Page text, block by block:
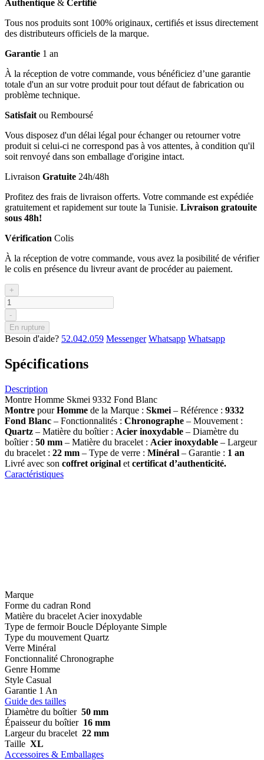
Authentique & Certifié
Tous nos produits sont 100% originaux, certifiés et issus directement
des distributeurs officiels de la marque.
Garantie 1 an
À la réception de votre commande, vous bénéficiez d’une garantie
totale d'un an sur votre produit pour tout défaut de fabrication ou
problème technique.
Satisfait ou Remboursé
Vous disposez d'un délai légal pour échanger ou retourner votre
produit si celui-ci ne correspond pas à vos attentes, à condition qu'il
soit renvoyé dans son emballage d'origine intact.
Livraison Gratuite 24h/48h
Profitez des frais de livraison offerts. Votre commande est expédiée
gratuitement et rapidement sur toute la Tunisie. Livraison gratouite
sous 48h!
Vérification Colis
À la réception de votre commande, vous avez la posibilité de vérifier
le colis en présence du livreur avant de procéder au paiement.
+
-
En rupture
Besoin d'aide? 52.042.059 Messenger Whatsapp Whatsapp
Spécifications
Description
Montre Homme Skmei 9332 Fond Blanc
Montre pourHomme de la Marque : Skmei – Référence : 9332
Fond Blanc – Fonctionnalités : Chronographe – Mouvement :
Quartz – Matière du boîtier : Acier inoxydable – Diamètre du
boîtier : 50 mm – Matière du bracelet : Acier inoxydable – Largeur
du bracelet : 22 mm – Type de verre : Minéral – Garantie : 1 an
Livré avec son coffret original et certificat d’authenticité.
Caractéristiques
Marque
Forme du cadran Rond
Matière du bracelet Acier inoxydable
Type de fermoir Boucle Déployante Simple
Type du mouvement Quartz
Verre Minéral
Fonctionnalité Chronographe
Genre Homme
Style Casual
Garantie 1 An
Guide des tailles
Diamètre du boîtier 50 mm
Épaisseur du boîtier 16 mm
Largeur du bracelet 22 mm
Taille XL
Accessoires & Emballages